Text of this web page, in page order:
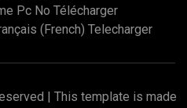
Pc No Télécharger
(french) Telecharger
| This template is made